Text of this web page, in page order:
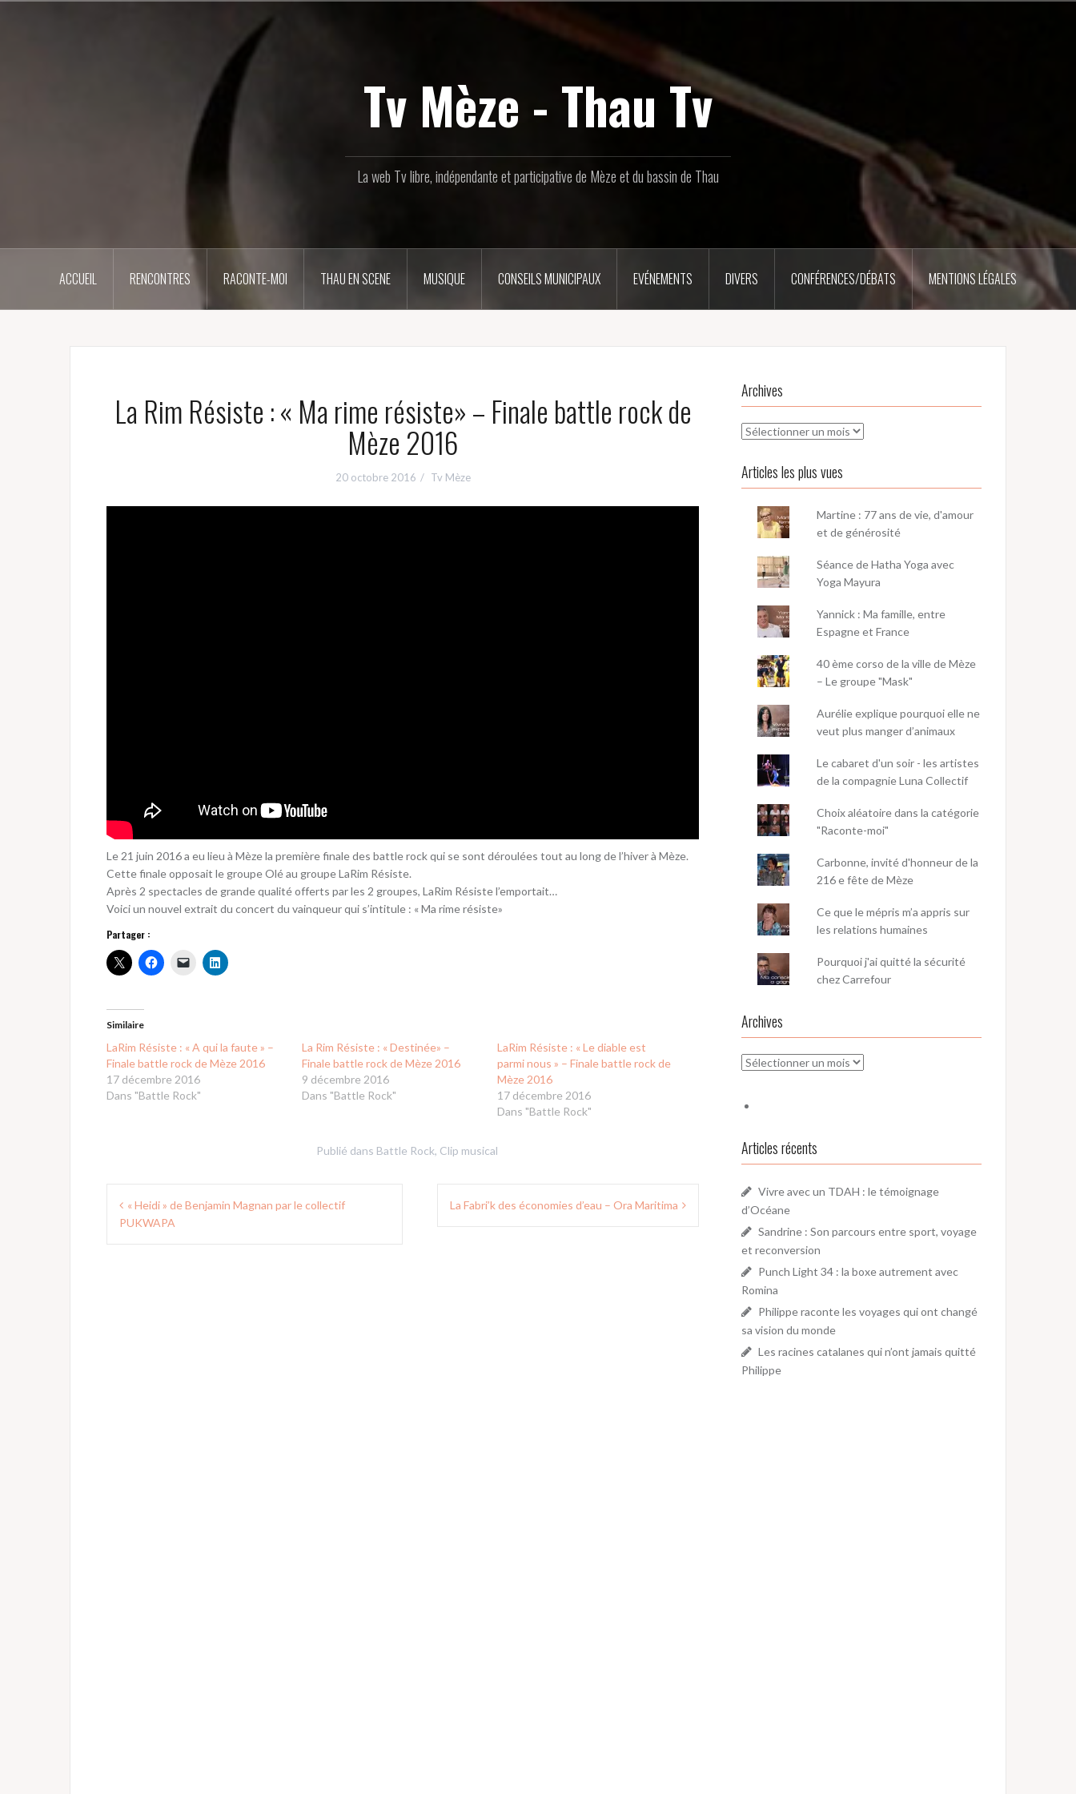
Tv Mèze - Thau Tv
La web Tv libre, indépendante et participative de Mèze et du bassin de Thau
ACCUEIL RENCONTRES RACONTE-MOI THAU EN SCENE MUSIQUE CONSEILS MUNICIPAUX EVÉNEMENTS DIVERS CONFÉRENCES/DÉBATS MENTIONS LÉGALES
La Rim Résiste : « Ma rime résiste» – Finale battle rock de
Mèze 2016
20 octobre 2016 Tv Mèze
Le 21 juin 2016 a eu lieu à Mèze la première finale des battle rock qui se sont déroulées tout au long de l’hiver à Mèze.
Cette finale opposait le groupe Olé au groupe LaRim Résiste.
Après 2 spectacles de grande qualité offerts par les 2 groupes, LaRim Résiste l’emportait…
Voici un nouvel extrait du concert du vainqueur qui s’intitule : « Ma rime résiste»
Partager :
Similaire
LaRim Résiste : « A qui la faute » –
Finale battle rock de Mèze 2016
17 décembre 2016
Dans "Battle Rock"
La Rim Résiste : « Destinée» –
Finale battle rock de Mèze 2016
9 décembre 2016
Dans "Battle Rock"
LaRim Résiste : « Le diable est
parmi nous » – Finale battle rock de
Mèze 2016
17 décembre 2016
Dans "Battle Rock"
Publié dans Battle Rock, Clip musical
Navigation
de « Heidi » de Benjamin Magnan par le collectif
PUKWAPA
La Fabri’k des économies d’eau – Ora Maritima
Archives
Archives
Articles les plus vues
Martine : 77 ans de vie, d'amour
et de générosité
Séance de Hatha Yoga avec
Yoga Mayura
Yannick : Ma famille, entre
Espagne et France
40 ème corso de la ville de Mèze
– Le groupe "Mask"
Aurélie explique pourquoi elle ne
veut plus manger d’animaux
Le cabaret d'un soir - les artistes
de la compagnie Luna Collectif
Choix aléatoire dans la catégorie
"Raconte-moi"
Carbonne, invité d'honneur de la
216 e fête de Mèze
Ce que le mépris m’a appris sur
les relations humaines
Pourquoi j'ai quitté la sécurité
chez Carrefour
Archives
Archives
Articles récents
Vivre avec un TDAH : le témoignage
d’Océane
Sandrine : Son parcours entre sport, voyage
et reconversion
Punch Light 34 : la boxe autrement avec
Romina
Philippe raconte les voyages qui ont changé
sa vision du monde
Les racines catalanes qui n’ont jamais quitté
Philippe